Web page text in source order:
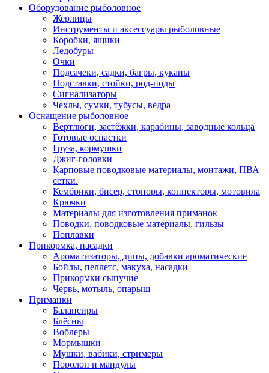
Оборудование рыболовное
Жерлицы
Инструменты и аксессуары рыболовные
Коробки, ящики
Ледобуры
Очки
Подсачеки, садки, багры, куканы
Подставки, стойки, род-поды
Сигнализаторы
Чехлы, сумки, тубусы, вёдра
Оснащение рыболовное
Вертлюги, застёжки, карабины, заводные кольца
Готовые оснастки
Груза, кормушки
Джиг-головки
Карповые поводковые материалы, монтажи, ПВА
сетки.
Кембрики, бисер, стопоры, коннекторы, мотовила
Крючки
Материалы для изготовления приманок
Поводки, поводковые материалы, гильзы
Поплавки
Прикормка, насадки
Ароматизаторы, дипы, добавки ароматические
Бойлы, пеллетс, макуха, насадки
Прикормки сыпучие
Червь, мотыль, опарыш
Приманки
Балансиры
Блёсны
Воблеры
Мормышки
Мушки, вабики, стримеры
Поролон и мандулы